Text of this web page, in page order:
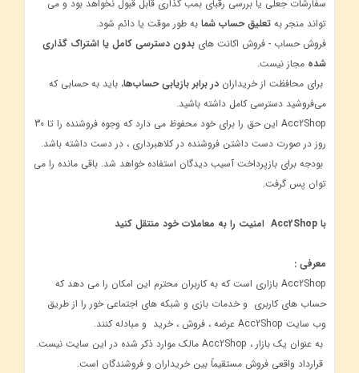
سفارشات جعلی یا بررسی رقبای بمب گذاری قابل قبول نخواهد بود و می
تواند منجر به تعلیق حساب شما به طور موقت یا دائم شود.
فروش حساب - فروش اکانت های بدون دسترسی کامل یا اشتراک گذاری
شده مجاز نیست.
برای محافظت از خریداران در برابر بازیابی حساب‌ها، باید به حسابی که
می‌فروشید دسترسی کامل داشته باشید.
Acc2Shop این حق را برای خود محفوظ می دارد که وجوه فروشنده را تا 30
روز در صورت دست داشتن فروشنده در کلاهبرداری ، در دست داشته باشد.
بودجه برای بازپرداخت آسیب دیدگان استفاده خواهد شد. باقی مانده را می
توان پس گرفت.
با Acc2Shop امنیت را به معاملات خود منتقل کنید
معرفی :
Acc2Shop بازاری است که به کاربران محترم این امکان را می دهد که
حساب های کاربری و خدمات بازی و شبکه های اجتماعی خور را از طریق
وب سایت Acc2Shop عرضه ، فروش ، خرید و مبادله کنند.
به عنوان یک بازار ، Acc2Shop مالک موارد ذکر شده در این سایت نیست.
قرارداد واقعی فروش مستقیماً بین خریداران و فروشندگان است.